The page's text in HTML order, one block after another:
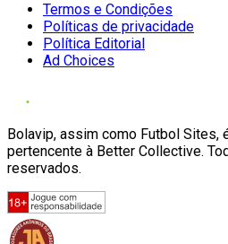
Termos e Condições
Políticas de privacidade
Política Editorial
Ad Choices
Bolavip, assim como Futbol Sites,
pertencente à Better Collective.
reservados.